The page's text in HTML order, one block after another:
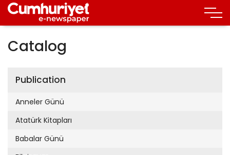
Catalog
Publication
Anneler Günü
Atatürk Kitapları
Babalar Günü